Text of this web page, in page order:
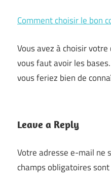
Comment choisir le bon
Vous avez à choisir
vous faut avoir les
vous feriez bien de
Leave a Reply
Votre adresse e-mail ne
champs obligatoires